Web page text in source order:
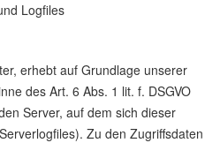
Logfiles
erhebt auf Grundlage unserer
des Art. 6 Abs. 1 lit. f. DSGVO
Server, auf dem sich dieser
Zu den Zugriffsdaten